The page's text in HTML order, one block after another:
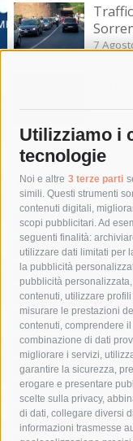
Utilizziamo i
tecnologie
Noi e altre 3 terze parti
simili. Questi strumenti
contenuti digitali,
scopi pubblicitari. Ad
seguenti finalità:
utilizzare dati limitati per
la pubblicità
pubblicità
contenuti, utilizzare
misurare le prestazioni
contenuti, comprendere
combinazione di dati
migliorare i servizi,
garantire la sicurezza,
erogare e presentare
scelte sulla privacy,
di dati, collegare diversi
informazioni trasmesse
7
Tag
acqua allerta meteo
area marina protetta
Asl Napoli 3 sud
castellammare di
comune di sorrento
costiera amalfitana
fondazione sorrento
lavori
lorenzo
massimo coppola